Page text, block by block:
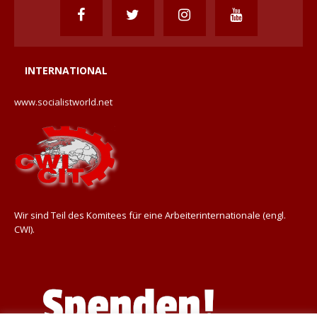
INTERNATIONAL
www.socialistworld.net
Wir sind Teil des Komitees für eine Arbeiterinternationale (engl.
CWI).